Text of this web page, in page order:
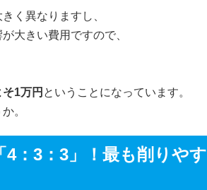
く異なりますし、
大きい費用ですので、
1万円 ということになっています。
。
：3：3」！最も削りやす